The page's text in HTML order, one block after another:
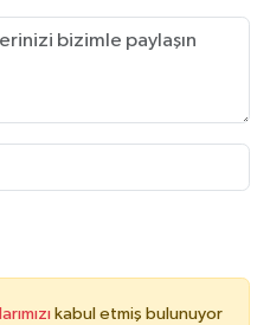
kabul etmiş bulunuyor